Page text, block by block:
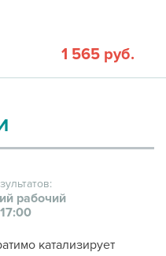
1 565 руб.
рабочий
катализирует